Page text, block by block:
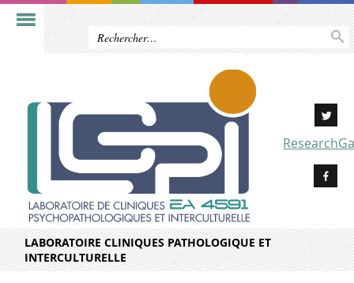
LABORATOIRE CLINIQUES PATHOLOGIQUE ET
INTERCULTURELLE